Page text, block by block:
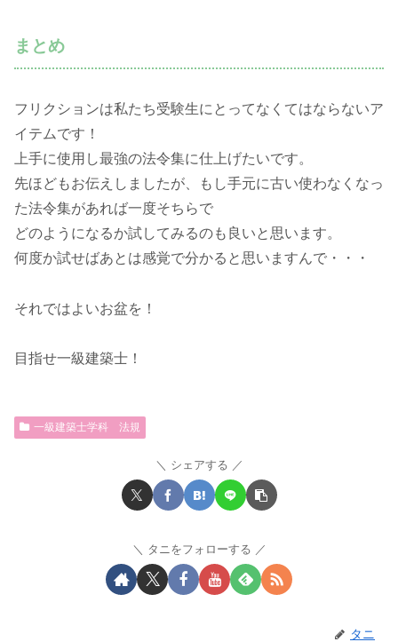
まとめ
フリクションは私たち受験生にとってなくてはならないア
イテムです！
上手に使用し最強の法令集に仕上げたいです。
先ほどもお伝えしましたが、もし手元に古い使わなくなっ
た法令集があれば一度そちらで
どのようになるか試してみるのも良いと思います。
何度か試せばあとは感覚で分かると思いますんで・・・
それではよいお盆を！
目指せ一級建築士！
一級建築士学科 法規
シェアする
タニをフォローする
タニ